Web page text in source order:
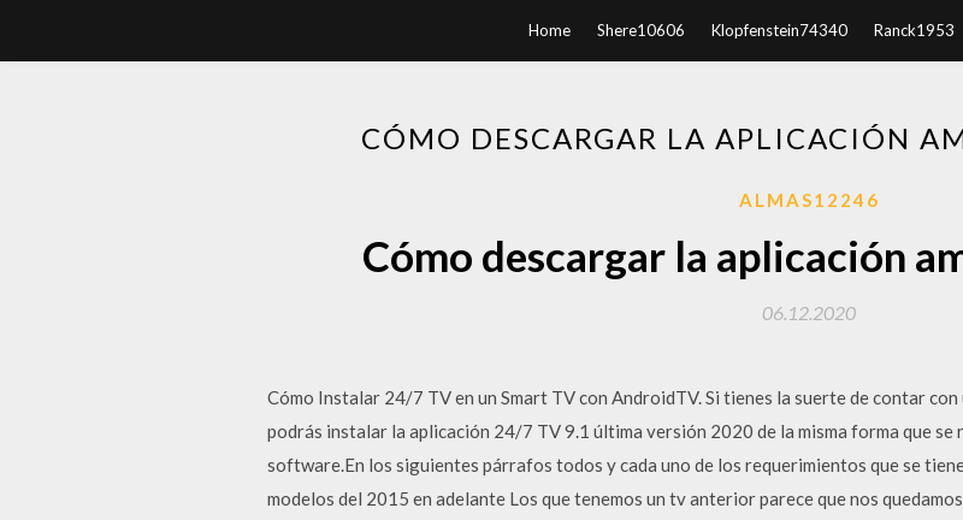
Home Shere10606 Klopfenstein74340 Ranck1953
CÓMO DESCARGAR LA APLICACIÓN
ALMAS12246
Cómo descargar la aplicación
06.12.2020
Cómo Instalar 24/7 TV en un Smart TV con AndroidTV. Si tienes la suerte de contar
podrás instalar la aplicación 24/7 TV 9.1 última versión 2020 de la misma forma que
software.En los siguientes párrafos todos y cada uno de los requerimientos que se
modelos del 2015 en adelante Los que tenemos un tv anterior parece que nos